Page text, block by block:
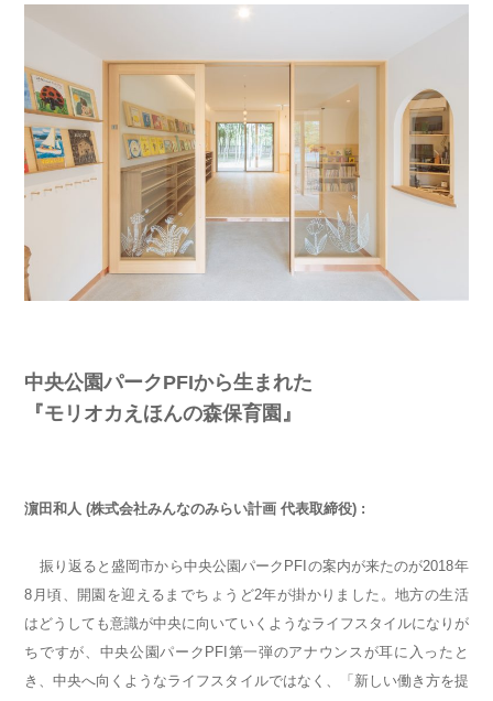
中央公園パークPFIから生まれた
『モリオカえほんの森保育園』
濵田和人 (株式会社みんなのみらい計画 代表取締役) :
振り返ると盛岡市から中央公園パークPFIの案内が来たのが2018年
8月頃、開園を迎えるまでちょうど2年が掛かりました。地方の生活
はどうしても意識が中央に向いていくようなライフスタイルになりが
ちですが、中央公園パークPFI第一弾のアナウンスが耳に入ったと
き、中央へ向くようなライフスタイルではなく、「新しい働き方を提